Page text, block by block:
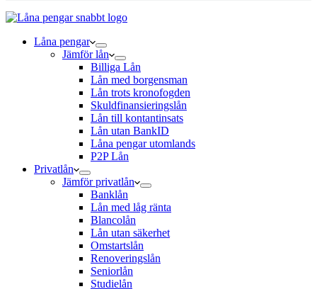
Låna pengar
Jämför lån
Billiga Lån
Lån med borgensman
Lån trots kronofogden
Skuldfinansieringslån
Lån till kontantinsats
Lån utan BankID
Låna pengar utomlands
P2P Lån
Privatlån
Jämför privatlån
Banklån
Lån med låg ränta
Blancolån
Lån utan säkerhet
Omstartslån
Renoveringslån
Seniorlån
Studielån